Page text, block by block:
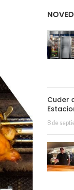
Cuder
8 de